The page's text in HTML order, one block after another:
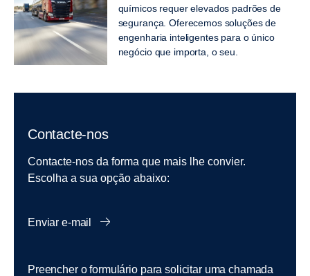
químicos requer elevados padrões de
segurança. Oferecemos soluções de
engenharia inteligentes para o único
negócio que importa, o seu.
Contacte-nos
Contacte-nos da forma que mais lhe convier.
Escolha a sua opção abaixo:
Enviar e-mail
Preencher o formulário para solicitar uma chamada